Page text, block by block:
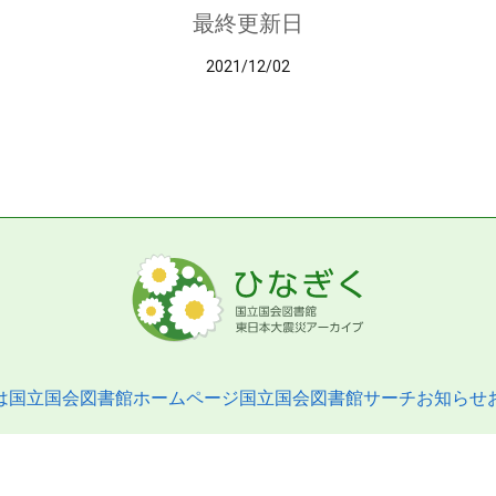
最終更新日
2021/12/02
国立国会図書館ホームページ国立国会図書館サーチお知らせ